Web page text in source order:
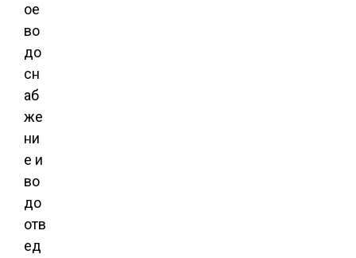
ое
во
до
сн
аб
же
ни
е и
во
до
отв
ед